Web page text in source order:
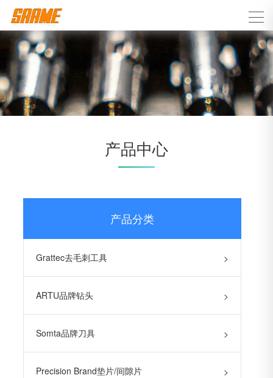
产品中心
产品分类
Grattec去毛刺工具 >
ARTU品牌钻头 >
Somta品牌刀具 >
Precision Brand垫片/间隙片 >